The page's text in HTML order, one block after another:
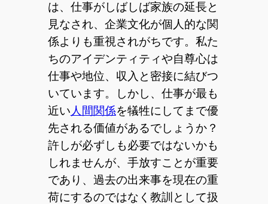
は、仕事がしばしば家族の延長と
見なされ、企業文化が個人的な関
係よりも重視されがちです。私た
ちのアイデンティティや自尊心は
仕事や地位、収入と密接に結びつ
いています。しかし、仕事が最も
近い 人間関係を犠牲にしてまで優
先される価値があるでしょうか？
許しが必ずしも必要ではないかも
しれませんが、手放すことが重要
であり、過去の出来事を現在の重
荷にするのではなく教訓として扱